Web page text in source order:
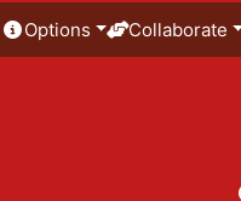
Options Collaborate